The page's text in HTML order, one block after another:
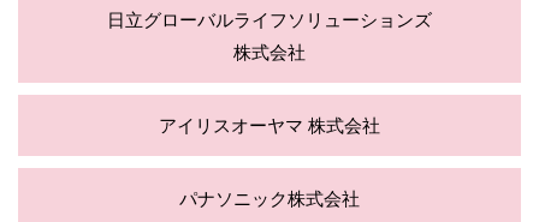
日立グローバルライフソリューションズ
株式会社
アイリスオーヤマ 株式会社
パナソニック株式会社